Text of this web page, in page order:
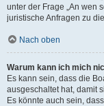
unter der Frage „An wen
juristische Anfragen zu
Nach oben
Warum kann ich mich
Es kann sein, dass die
ausgeschaltet hat, damit
Es könnte auch sein,